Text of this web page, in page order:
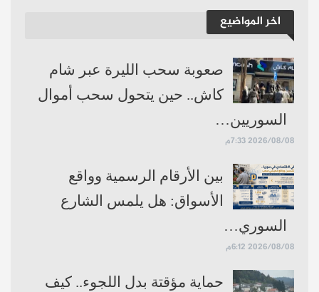
اخر المواضيع
صعوبة سحب الليرة عبر شام
كاش.. حين يتحول سحب أموال
السوريين…
2026/08/08 7:33م
بين الأرقام الرسمية وواقع
الأسواق: هل يلمس الشارع
السوري…
2026/08/08 6:12م
حماية مؤقتة بدل اللجوء.. كيف